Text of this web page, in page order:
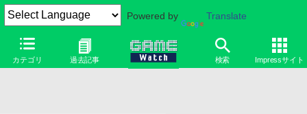
Powered by Translate
カテゴリ 過去記事 検索 Impressサイト